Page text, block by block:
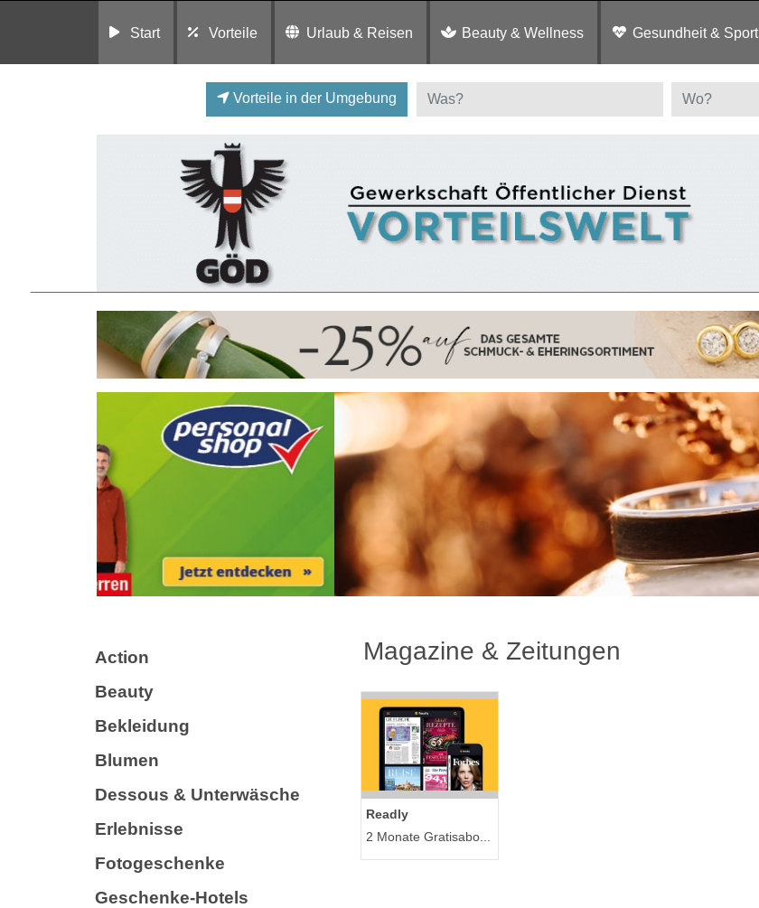
Start Vorteile Urlaub & Reisen Beauty & Wellness Gesundheit & Sport
Vorteile in der Umgebung
Action
Beauty
Bekleidung
Blumen
Dessous & Unterwäsche
Erlebnisse
Fotogeschenke
Geschenke-Hotels
Magazine & Zeitungen
Readly
2 Monate Gratisabo...